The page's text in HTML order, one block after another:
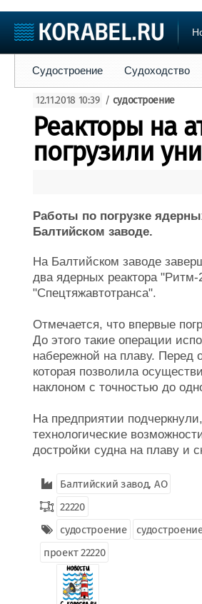
Судостроение
Пульс
Новости
Репутация
Журнал
Реклама
Торговая
Доска
Продажа
Изделия
Судостроение Судоходство
12.11.2018 10:39 / судостроение
Реакторы на
погрузили
Работы по погрузке
Балтийском заводе.
На Балтийском заводе
два ядерных реактора
"Спецтяжавтотранса".
Отмечается, что впервые
До этого такие операции
набережной на плаву. Перед
которая позволила
наклоном с точностью до
На предприятии
технологические
достройки судна на плаву и
Балтийский завод, АО
22220
судостроение
проект 22220